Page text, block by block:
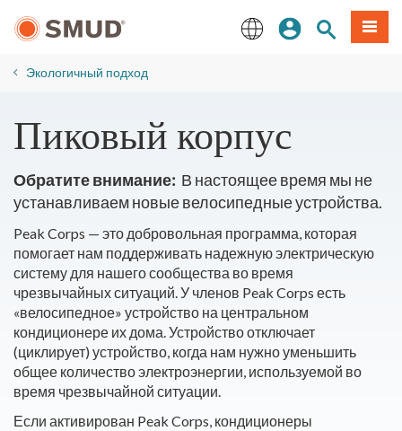
содержанию
входПоиск по
Меню
Экологичный подход
Пиковый корпус
Обратите внимание: В настоящее время мы не
устанавливаем новые велосипедные устройства.
Peak Corps — это добровольная программа, которая
помогает нам поддерживать надежную электрическую
систему для нашего сообщества во время
чрезвычайных ситуаций. У членов Peak Corps есть
«велосипедное» устройство на центральном
кондиционере их дома. Устройство отключает
(циклирует) устройство, когда нам нужно уменьшить
общее количество электроэнергии, используемой во
время чрезвычайной ситуации.
Если активирован Peak Corps, кондиционеры